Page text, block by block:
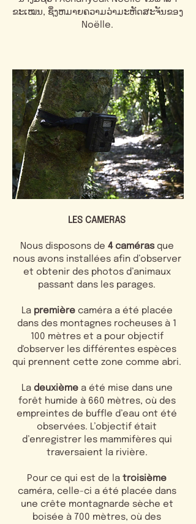
ຂະເໝນ, ຊຶ່ງຫມາຍຄວາມວ່າມະຫັດສະຈັນຂອງ
Noëlle.
LES CAMERAS
Nous disposons de 4 camérasque
nous avons installées afin d’observer
et obtenir des photos d’animaux
passant dans les parages.
La premièrecaméra a été placée
dans des montagnes rocheuses à 1
100 mètres et a pour objectif
d'observer les différentes espèces
qui prennent cette zone comme abri.
La deuxièmea été mise dans une
forêt humide à 660 mètres, où des
empreintes de buffle d’eau ont été
observées. L’objectif était
d’enregistrer les mammifères qui
traversaient la rivière.
Pour ce qui est de la troisième
caméra, celle-ci a été placée dans
une crête montagnarde sèche et
boisée à 700 mètres, où des